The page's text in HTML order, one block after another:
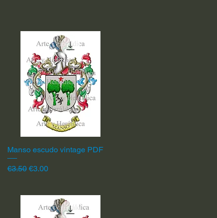
Quick View
Manso escudo vintage PDF
Regular Price
€3.50 Sale Price
€3.00